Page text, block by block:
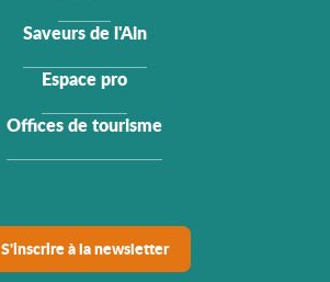
Saveurs de l'Ain
Espace pro
Offices de tourisme
S'inscrire à la newsletter